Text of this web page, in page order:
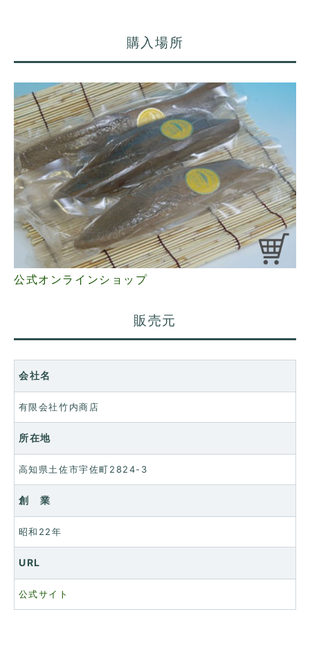
購入場所
公式オンラインショップ
販売元
会社名
有限会社竹内商店
所在地
高知県土佐市宇佐町2824-3
創 業
昭和22年
URL
公式サイト